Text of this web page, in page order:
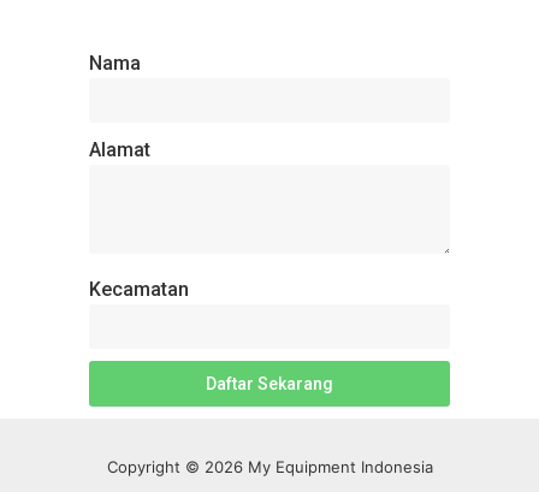
Nama
Alamat
Kecamatan
Daftar Sekarang
Copyright © 2026 My Equipment Indonesia